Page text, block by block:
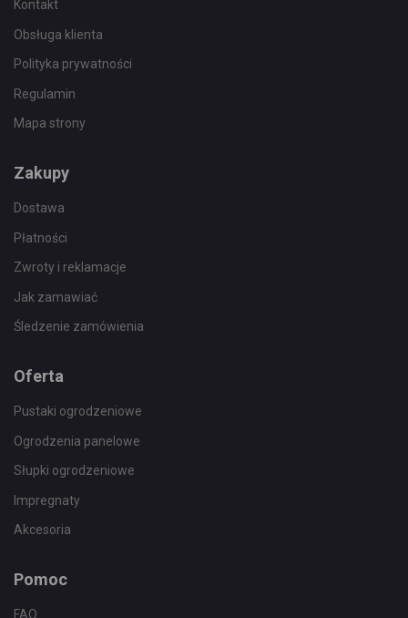
Kontakt
Obsługa klienta
Polityka prywatności
Regulamin
Mapa strony
Zakupy
Dostawa
Płatności
Zwroty i reklamacje
Jak zamawiać
Śledzenie zamówienia
Oferta
Pustaki ogrodzeniowe
Ogrodzenia panelowe
Słupki ogrodzeniowe
Impregnaty
Akcesoria
Pomoc
FAQ